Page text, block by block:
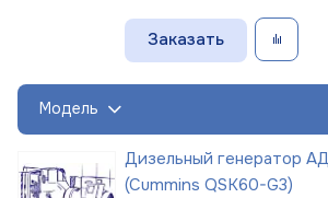
Заказать
Модель
Дизельный генератор
(Cummins QSK60-G3)